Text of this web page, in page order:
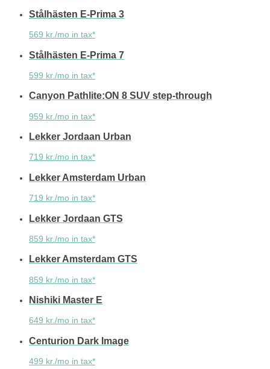
Stålhästen E-Prima 3
569 kr./mo in tax*
Stålhästen E-Prima 7
599 kr./mo in tax*
Canyon Pathlite:ON 8 SUV step-through
959 kr./mo in tax*
Lekker Jordaan Urban
719 kr./mo in tax*
Lekker Amsterdam Urban
719 kr./mo in tax*
Lekker Jordaan GTS
859 kr./mo in tax*
Lekker Amsterdam GTS
859 kr./mo in tax*
Nishiki Master E
649 kr./mo in tax*
Centurion Dark Image
499 kr./mo in tax*